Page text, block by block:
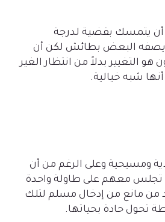
يتمسك بقضية لدرجة
يصفه البعض بطائش لكن أن
التغيير بدلاً من انتظار الغير
شبه خيالية.
ومسيحية وعلى الرغم من أن
تجلس معهم على طاولة واحدة
من مانع من إدخال مسلم لتلك
تحول حادة بحياتها.